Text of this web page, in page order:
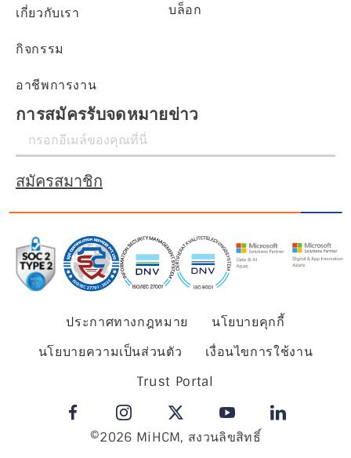
เกี่ยวกับเรา
กิจกรรม
อาชีพการงาน
บล็อก
การสมัครรับจดหมายข่าว
สมัครสมาชิก
ประกาศทางกฎหมาย
นโยบายคุกกี้
นโยบายความเป็นส่วนตัว
เงื่อนไขการใช้งาน
Trust Portal
©2026 MiHCM, สงวนลิขสิทธิ์